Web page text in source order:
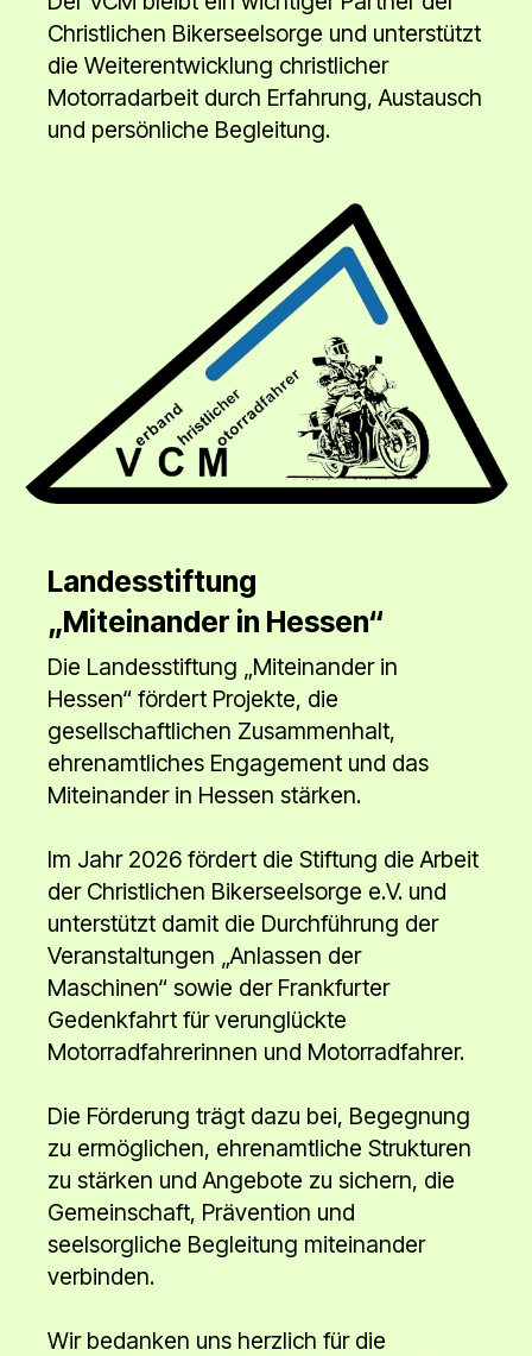
Christlichen Bikerseelsorge und unterstützt
die Weiterentwicklung christlicher
Motorradarbeit durch Erfahrung, Austausch
und persönliche Begleitung.
Landesstiftung
„Miteinander in Hessen“
Die Landesstiftung „Miteinander in
Hessen“ fördert Projekte, die
gesellschaftlichen Zusammenhalt,
ehrenamtliches Engagement und das
Miteinander in Hessen stärken.
Im Jahr 2026 fördert die Stiftung die Arbeit
der Christlichen Bikerseelsorge e.V. und
unterstützt damit die Durchführung der
Veranstaltungen „Anlassen der
Maschinen“ sowie der Frankfurter
Gedenkfahrt für verunglückte
Motorradfahrerinnen und Motorradfahrer.
Die Förderung trägt dazu bei, Begegnung
zu ermöglichen, ehrenamtliche Strukturen
zu stärken und Angebote zu sichern, die
Gemeinschaft, Prävention und
seelsorgliche Begleitung miteinander
verbinden.
Wir bedanken uns herzlich für die